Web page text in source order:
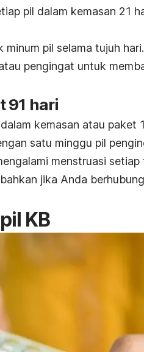
pil dalam kemasan 21
pil selama tujuh
pengingat untuk
91 hari
kemasan atau paket
satu minggu pil
menstruasi setiap
jika Anda
KB